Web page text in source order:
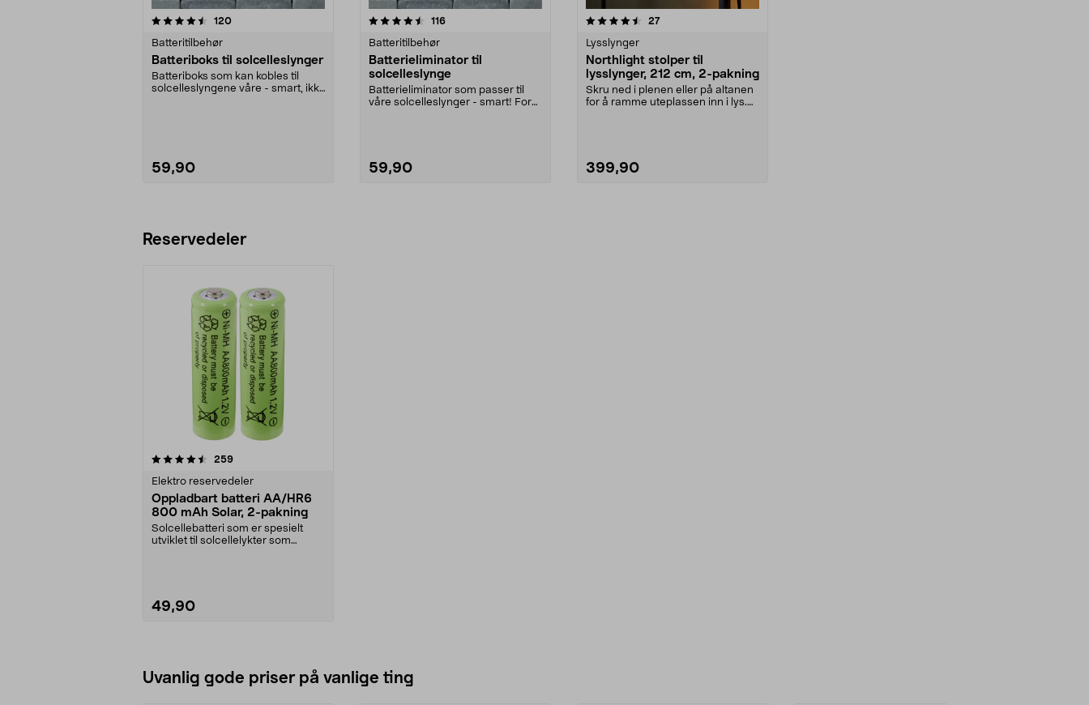
120anmeldelser
Batteritilbehør
Batteriboks til solcelleslynger
Batteriboks som kan kobles til
solcelleslyngene våre - smart, ikke
59,90
4.5av 5 stjerner 116anmeldelser
Batteritilbehør
Batterieliminator til
solcelleslynge
Batterieliminator som passer til
våre solcelleslynger - smart! For
59,90
4.5av 5 stjerner 27anmeldelser
Lysslynger
Northlight stolper til
lysslynger, 212 cm, 2-pakning
Skru ned i plenen eller på altanen
for å ramme uteplassen inn i lys.
399,90
Reservedeler
259anmeldelser
Elektro reservedeler
Oppladbart batteri AA/HR6
800 mAh Solar, 2-pakning
Solcellebatteri som er spesielt
utviklet til solcellelykter som
49,90
Uvanlig gode priser på vanlige ting